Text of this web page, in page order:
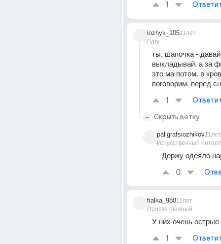
1
iozhyk_105
Гуру
11лет
ты, шапочка -
выкладывай. а за
это ма потом. в
поговорим. перед
1
Скрыть ветку
paligrafsiozhikov
Искусственный
11лет
Держу одеяло
0
fialka_980
Просветленный
11лет
У них очень
1